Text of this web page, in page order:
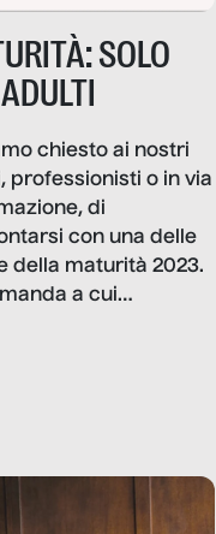
SOLO
chiesto ai nostri
professionisti o in via
di
con una delle
della maturità 2023.
a cui